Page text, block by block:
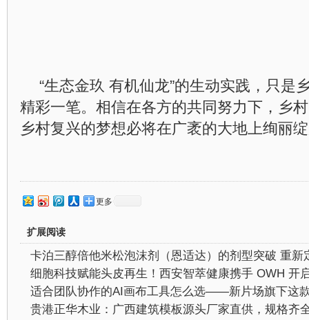
“生态金玖 有机仙龙”的生动实践，只是
精彩一笔。相信在各方的共同努力下，乡
乡村复兴的梦想必将在广袤的大地上绚丽
更多
扩展阅读